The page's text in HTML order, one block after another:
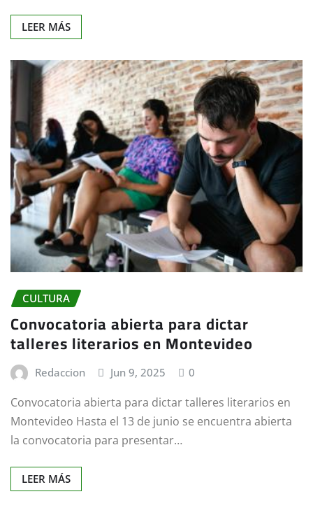
LEER MÁS
CULTURA
Convocatoria abierta para dictar
talleres literarios en Montevideo
Redaccion Jun 9, 2025 0
Convocatoria abierta para dictar talleres literarios en
Montevideo Hasta el 13 de junio se encuentra abierta
la convocatoria para presentar…
LEER MÁS